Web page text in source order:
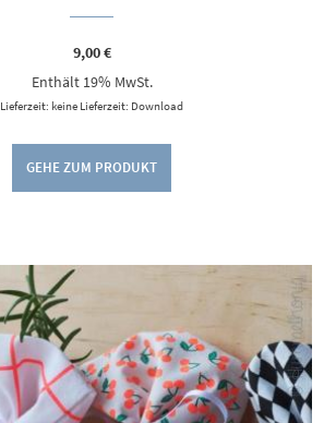
9,00€
Enthält 19% MwSt.
Lieferzeit: keine Lieferzeit: Download
GEHE ZUM PRODUKT